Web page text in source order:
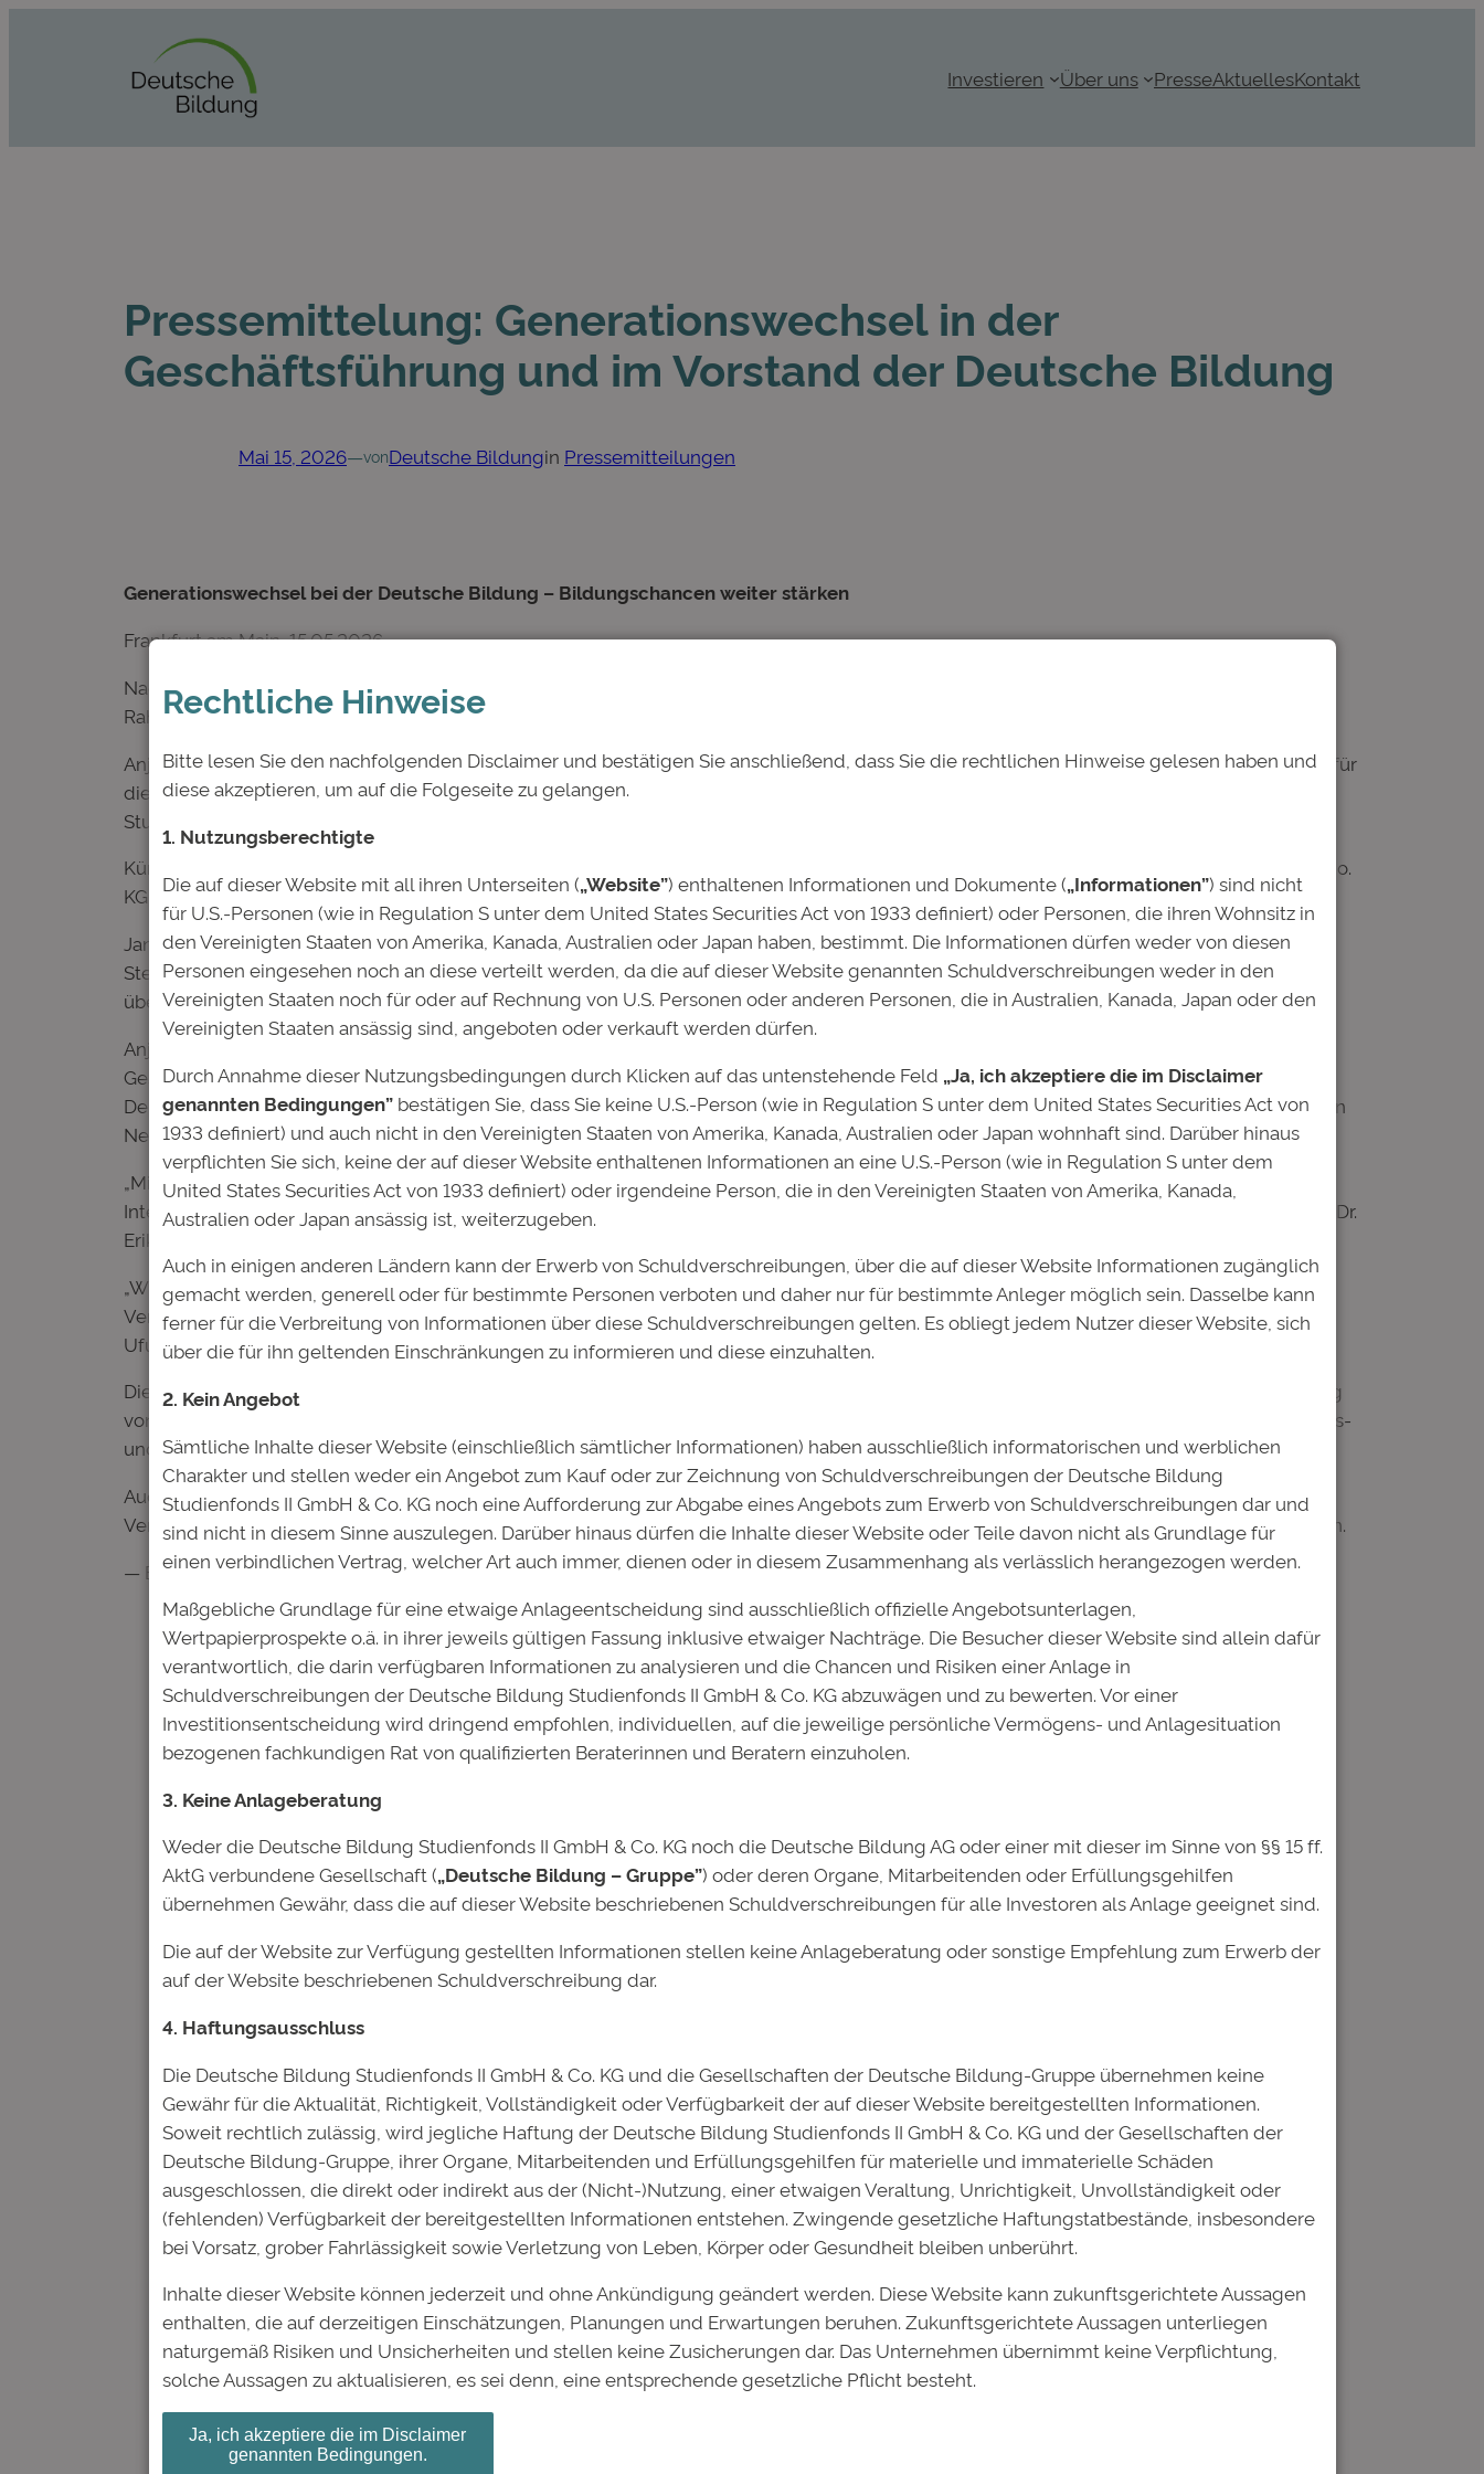
Investieren Über uns PresseAktuellesKontakt
Pressemittelung: Generationswechsel in der
Geschäftsführung und im Vorstand der Deutsche Bildung
Mai 15, 2026—vonDeutsche Bildungin Pressemitteilungen
Generationswechsel bei der Deutsche Bildung – Bildungschancen weiter stärken
Frankfurt am Main, 15.05.2026
Nach der erfolgreich vollzogenen Restrukturierung der durch den Studienfonds emittierten Anleihen stellt sich die Deutsche Bildung im
Rahmen eines Generationswechsels personell neu auf.
Anja Hofmann und Dr. Erik Spickschen haben sich entschieden, die operative Verantwortung zu übergeben und machen damit den Weg frei für
die nächste Phase der Entwicklung. Beide haben maßgeblich dazu beigetragen, die Voraussetzungen für eine geordnete Abwicklung des
Studienfonds zu schaffen und gleichzeitig die Grundlage für mögliche zukünftige Weiterentwicklungen des Modells zu erhalten.
Künftig werden Jan Webbeler und Ufuk Cimsir die Verantwortung übernehmen – sowohl in der Deutsche Bildung Studienfonds II GmbH & Co.
KG als auch im Vorstand der Deutsche Bildung AG.
Jan Webbeler verantwortet seit mehreren Jahren den Bereich Finanzen und Controlling und steht für eine verlässliche und strukturierte
Steuerung der finanziellen Abläufe. Ufuk Cimsir prägt seit nahezu 20 Jahren die operative Entwicklung der Deutschen Bildung und verfügt
über eine tiefgehende Kenntnis der zentralen Geschäftsprozesse.
Anja Hofmann hat die Deutsche Bildung seit ihrer Gründung maßgeblich aufgebaut und geprägt. Dr. Erik Spickschen ist als Ideengeber des
Geschäftsmodells seit den Anfängen eng mit der Entwicklung verbunden und gehört seit vielen Jahren dem Vorstand an. Beide werden der
Deutschen Bildung auch künftig eng verbunden bleiben und in den Aufsichtsrat wechseln, wo sie sich weiterhin mit ihrer Erfahrung und ihren
Netzwerken einbringen werden. Ihr langjähriges Engagement für die Deutsche Bildung setzen sie damit in neuer Rolle fort.
„Mit der erfolgreichen Restrukturierung haben wir die Grundlage geschaffen, den Studienfonds verantwortungsvoll zu führen und die
Interessen aller Beteiligten zu wahren. Jetzt ist der richtige Zeitpunkt, die operative Verantwortung zu übergeben“, sagen Anja Hofmann und Dr.
Erik Spickschen.
„Wir freuen uns, die Verantwortung in dieser Phase zu übernehmen. Unser Fokus liegt darauf, die anstehenden Aufgaben mit hoher
Verlässlichkeit umzusetzen und gleichzeitig die Perspektiven und Potentiale des Modells im Blick zu behalten“, ergänzen Jan Webbeler und
Ufuk Cimsir.
Die Deutsche Bildung ist ein Pionier im Bereich Social Impact. Seit über 20 Jahren verfolgt das Unternehmen das Ziel, Menschen unabhängig
von ihrer finanziellen Ausgangssituation den Zugang zu Bildung zu ermöglichen. Mehr als 6.300 Menschen konnten so bereits ihren Bildungs-
und Berufsweg erfolgreich gestalten.
Auch in der nun folgenden Phase bleibt dieser Anspruch bestehen: Neben der verantwortungsvollen Umsetzung der bestehenden
Verpflichtungen wird die Deutsche Bildung weiterhin daran arbeiten, Bildungschancen zu eröffnen und gesellschaftliche Teilhabe zu fördern.
— Ende —
Kommentare
Schreibe einen Kommentar
Name*
E-Mail-Adresse*
Website
Name, E-Mail-Adresse und Website in diesem Browser für meinen nächsten Kommentar speichern.
Rechtliche Hinweise
Bitte lesen Sie den nachfolgenden Disclaimer und bestätigen Sie anschließend, dass Sie die rechtlichen Hinweise gelesen haben und
diese akzeptieren, um auf die Folgeseite zu gelangen.
1. Nutzungsberechtigte
Die auf dieser Website mit all ihren Unterseiten („Website”) enthaltenen Informationen und Dokumente („Informationen”) sind nicht
für U.S.-Personen (wie in Regulation S unter dem United States Securities Act von 1933 definiert) oder Personen, die ihren Wohnsitz in
den Vereinigten Staaten von Amerika, Kanada, Australien oder Japan haben, bestimmt. Die Informationen dürfen weder von diesen
Personen eingesehen noch an diese verteilt werden, da die auf dieser Website genannten Schuldverschreibungen weder in den
Vereinigten Staaten noch für oder auf Rechnung von U.S. Personen oder anderen Personen, die in Australien, Kanada, Japan oder den
Vereinigten Staaten ansässig sind, angeboten oder verkauft werden dürfen.
Durch Annahme dieser Nutzungsbedingungen durch Klicken auf das untenstehende Feld „Ja, ich akzeptiere die im Disclaimer
genannten Bedingungen”bestätigen Sie, dass Sie keine U.S.-Person (wie in Regulation S unter dem United States Securities Act von
1933 definiert) und auch nicht in den Vereinigten Staaten von Amerika, Kanada, Australien oder Japan wohnhaft sind. Darüber hinaus
verpflichten Sie sich, keine der auf dieser Website enthaltenen Informationen an eine U.S.-Person (wie in Regulation S unter dem
United States Securities Act von 1933 definiert) oder irgendeine Person, die in den Vereinigten Staaten von Amerika, Kanada,
Australien oder Japan ansässig ist, weiterzugeben.
Auch in einigen anderen Ländern kann der Erwerb von Schuldverschreibungen, über die auf dieser Website Informationen zugänglich
gemacht werden, generell oder für bestimmte Personen verboten und daher nur für bestimmte Anleger möglich sein. Dasselbe kann
ferner für die Verbreitung von Informationen über diese Schuldverschreibungen gelten. Es obliegt jedem Nutzer dieser Website, sich
über die für ihn geltenden Einschränkungen zu informieren und diese einzuhalten.
2. Kein Angebot
Sämtliche Inhalte dieser Website (einschließlich sämtlicher Informationen) haben ausschließlich informatorischen und werblichen
Charakter und stellen weder ein Angebot zum Kauf oder zur Zeichnung von Schuldverschreibungen der Deutsche Bildung
Studienfonds II GmbH & Co. KG noch eine Aufforderung zur Abgabe eines Angebots zum Erwerb von Schuldverschreibungen dar und
sind nicht in diesem Sinne auszulegen. Darüber hinaus dürfen die Inhalte dieser Website oder Teile davon nicht als Grundlage für
einen verbindlichen Vertrag, welcher Art auch immer, dienen oder in diesem Zusammenhang als verlässlich herangezogen werden.
Maßgebliche Grundlage für eine etwaige Anlageentscheidung sind ausschließlich offizielle Angebotsunterlagen,
Wertpapierprospekte o.ä. in ihrer jeweils gültigen Fassung inklusive etwaiger Nachträge. Die Besucher dieser Website sind allein dafür
verantwortlich, die darin verfügbaren Informationen zu analysieren und die Chancen und Risiken einer Anlage in
Schuldverschreibungen der Deutsche Bildung Studienfonds II GmbH & Co. KG abzuwägen und zu bewerten. Vor einer
Investitionsentscheidung wird dringend empfohlen, individuellen, auf die jeweilige persönliche Vermögens- und Anlagesituation
bezogenen fachkundigen Rat von qualifizierten Beraterinnen und Beratern einzuholen.
3. Keine Anlageberatung
Weder die Deutsche Bildung Studienfonds II GmbH & Co. KG noch die Deutsche Bildung AG oder einer mit dieser im Sinne von §§ 15 ff.
AktG verbundene Gesellschaft („Deutsche Bildung – Gruppe”) oder deren Organe, Mitarbeitenden oder Erfüllungsgehilfen
übernehmen Gewähr, dass die auf dieser Website beschriebenen Schuldverschreibungen für alle Investoren als Anlage geeignet sind.
Die auf der Website zur Verfügung gestellten Informationen stellen keine Anlageberatung oder sonstige Empfehlung zum Erwerb der
auf der Website beschriebenen Schuldverschreibung dar.
4. Haftungsausschluss
Die Deutsche Bildung Studienfonds II GmbH & Co. KG und die Gesellschaften der Deutsche Bildung-Gruppe übernehmen keine
Gewähr für die Aktualität, Richtigkeit, Vollständigkeit oder Verfügbarkeit der auf dieser Website bereitgestellten Informationen.
Soweit rechtlich zulässig, wird jegliche Haftung der Deutsche Bildung Studienfonds II GmbH & Co. KG und der Gesellschaften der
Deutsche Bildung-Gruppe, ihrer Organe, Mitarbeitenden und Erfüllungsgehilfen für materielle und immaterielle Schäden
ausgeschlossen, die direkt oder indirekt aus der (Nicht-)Nutzung, einer etwaigen Veraltung, Unrichtigkeit, Unvollständigkeit oder
(fehlenden) Verfügbarkeit der bereitgestellten Informationen entstehen. Zwingende gesetzliche Haftungstatbestände, insbesondere
bei Vorsatz, grober Fahrlässigkeit sowie Verletzung von Leben, Körper oder Gesundheit bleiben unberührt.
Inhalte dieser Website können jederzeit und ohne Ankündigung geändert werden. Diese Website kann zukunftsgerichtete Aussagen
enthalten, die auf derzeitigen Einschätzungen, Planungen und Erwartungen beruhen. Zukunftsgerichtete Aussagen unterliegen
naturgemäß Risiken und Unsicherheiten und stellen keine Zusicherungen dar. Das Unternehmen übernimmt keine Verpflichtung,
solche Aussagen zu aktualisieren, es sei denn, eine entsprechende gesetzliche Pflicht besteht.
Ja, ich akzeptiere die im Disclaimer
genannten Bedingungen.